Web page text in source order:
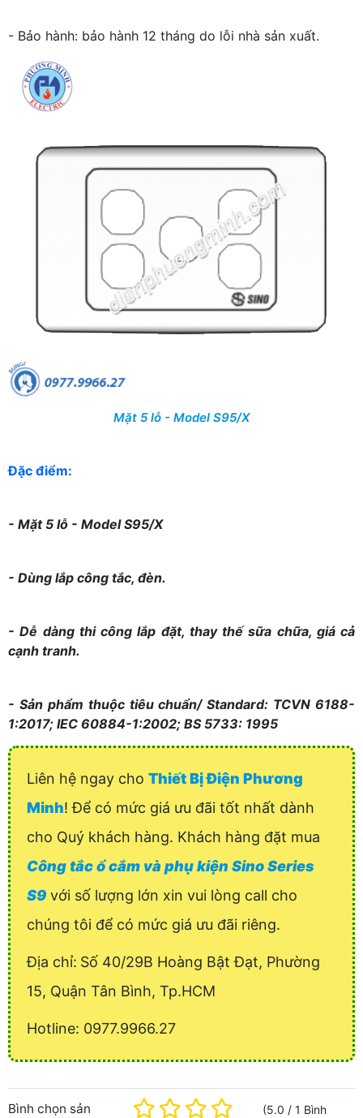
- Bảo hành: bảo hành 12 tháng do lỗi nhà sản xuất.
Mặt 5 lỗ - Model S95/X
Đặc điểm:
- Mặt 5 lỗ - Model S95/X
- Dùng lắp công tắc, đèn.
- Dễ dàng thi công lắp đặt, thay thế sữa chữa, giá cả
cạnh tranh.
- Sản phẩm thuộc tiêu chuẩn/ Standard: TCVN 6188-
1:2017; IEC 60884-1:2002; BS 5733: 1995
Liên hệ ngay cho Thiết Bị Điện Phương
Minh! Để có mức giá ưu đãi tốt nhất dành
cho Quý khách hàng. Khách hàng đặt mua
Công tắc ổ cắm và phụ kiện Sino Series
S9 với số lượng lớn xin vui lòng call cho
chúng tôi để có mức giá ưu đãi riêng.
Địa chỉ: Số 40/29B Hoàng Bật Đạt, Phường
15, Quận Tân Bình, Tp.HCM
Hotline: 0977.9966.27
Bình chọn sản (5.0 /1 Bình